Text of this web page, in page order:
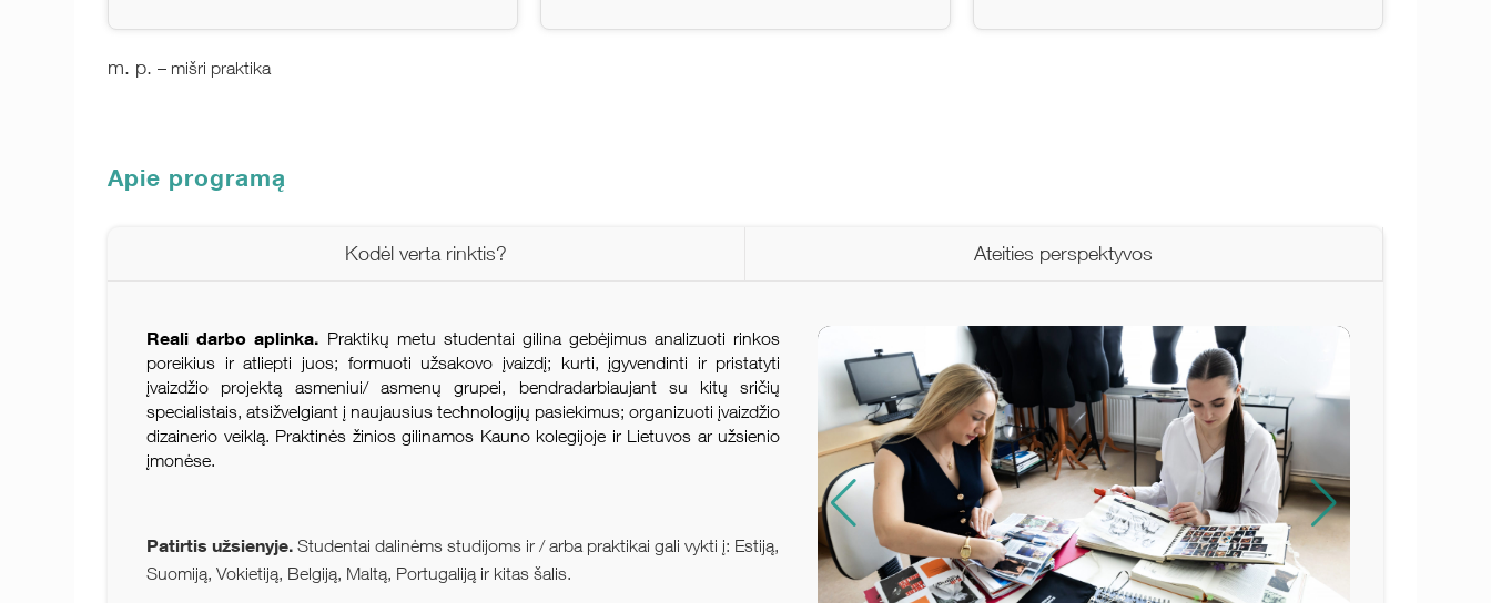
m. p.– mišri praktika
Apie programą
Kodėl verta rinktis? Ateities perspektyvos
Reali darbo aplinka. Praktikų metu studentai gilina gebėjimus analizuoti rinkos
poreikius ir atliepti juos; formuoti užsakovo įvaizdį; kurti, įgyvendinti ir pristatyti
įvaizdžio projektą asmeniui/ asmenų grupei, bendradarbiaujant su kitų sričių
specialistais, atsižvelgiant į naujausius technologijų pasiekimus; organizuoti įvaizdžio
dizainerio veiklą. Praktinės žinios gilinamos Kauno kolegijoje ir Lietuvos ar užsienio
įmonėse.
Patirtis užsienyje. Studentai dalinėms studijoms ir / arba praktikai gali vykti į: Estiją,
Suomiją, Vokietiją, Belgiją, Maltą, Portugaliją ir kitas šalis.